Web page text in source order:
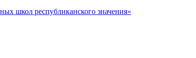
школ республиканского значения»